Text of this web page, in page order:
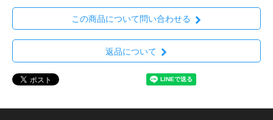
この商品について問い合わせる
返品について